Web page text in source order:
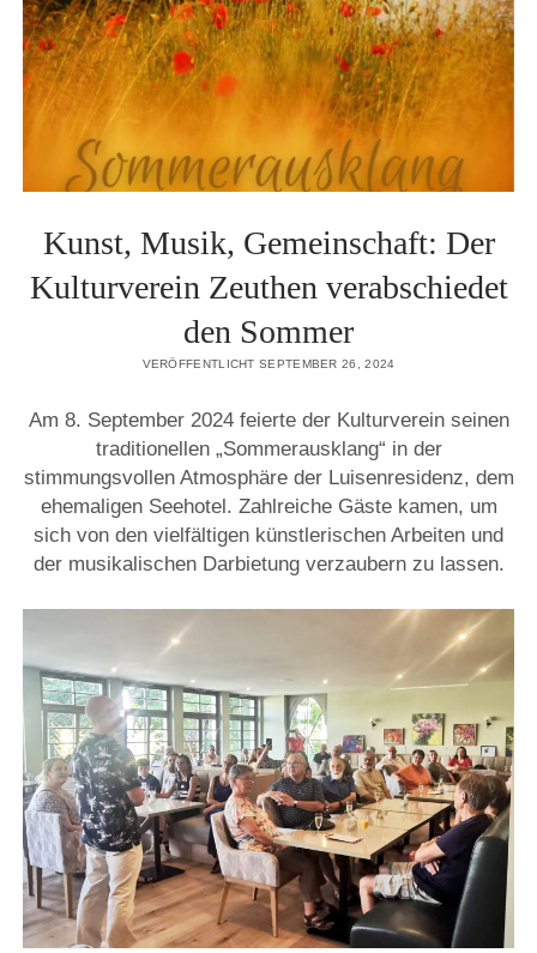
Kunst, Musik, Gemeinschaft: Der
Kulturverein Zeuthen verabschiedet
den Sommer
VERÖFFENTLICHT SEPTEMBER 26, 2024
Am 8. September 2024 feierte der Kulturverein seinen
traditionellen „Sommerausklang“ in der
stimmungsvollen Atmosphäre der Luisenresidenz, dem
ehemaligen Seehotel. Zahlreiche Gäste kamen, um
sich von den vielfältigen künstlerischen Arbeiten und
der musikalischen Darbietung verzaubern zu lassen.